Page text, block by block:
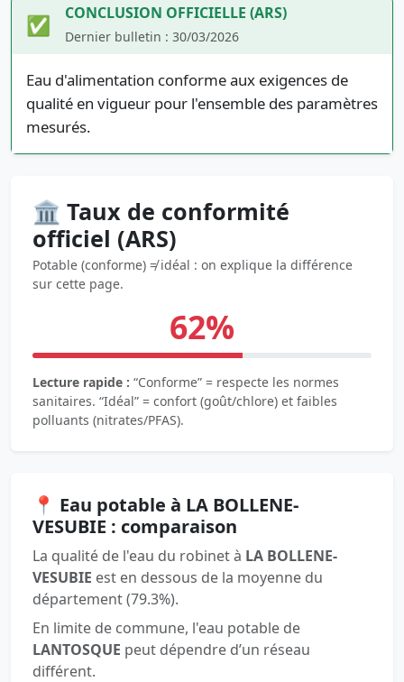
✅ CONCLUSION OFFICIELLE (ARS)
Dernier bulletin : 30/03/2026
Eau d'alimentation conforme aux exigences de
qualité en vigueur pour l'ensemble des paramètres
mesurés.
🏛️ Taux de conformité
officiel (ARS)
Potable (conforme) ≠ idéal : on explique la différence
sur cette page.
62%
Lecture rapide : “Conforme” = respecte les normes
sanitaires. “Idéal” = confort (goût/chlore) et faibles
polluants (nitrates/PFAS).
📍 Eau potable à LA BOLLENE-
VESUBIE : comparaison
La qualité de l'eau du robinet à LA BOLLENE-
VESUBIE est en dessous de la moyenne du
département (79.3%).
En limite de commune, l'eau potable de
LANTOSQUE peut dépendre d’un réseau
différent.